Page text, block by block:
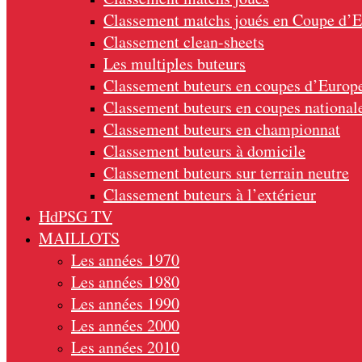
Classement matchs joués en Coupe
Classement clean-sheets
Les multiples buteurs
Classement buteurs en coupes
Classement buteurs en coupes
Classement buteurs en championnat
Classement buteurs à domicile
Classement buteurs sur terrain neutre
Classement buteurs à l’extérieur
HdPSG TV
MAILLOTS
Les années 1970
Les années 1980
Les années 1990
Les années 2000
Les années 2010